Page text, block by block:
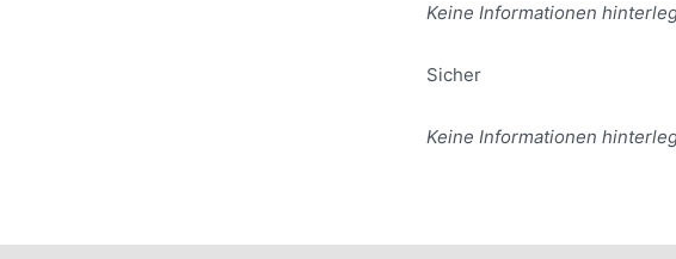
Keine Informationen
Sicher
Keine Informationen